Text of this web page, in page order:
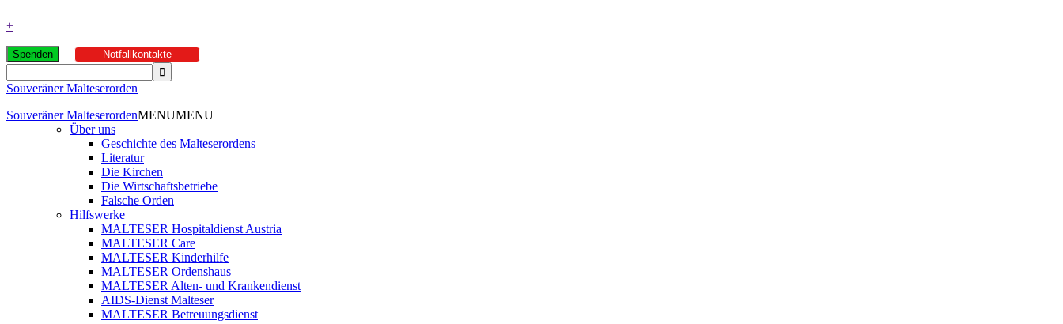
+
Spenden Notfallkontakte
Souveräner Malteserorden
Souveräner MalteserordenMENUMENU
Über uns
Geschichte des Malteserordens
Literatur
Die Kirchen
Die Wirtschaftsbetriebe
Falsche Orden
Hilfswerke
MALTESER Hospitaldienst Austria
MALTESER Care
MALTESER Kinderhilfe
MALTESER Ordenshaus
MALTESER Alten- und Krankendienst
AIDS-Dienst Malteser
MALTESER Betreuungsdienst